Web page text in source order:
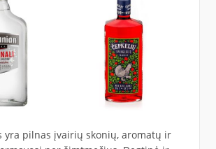
yra pilnas įvairių skonių, aromatų ir